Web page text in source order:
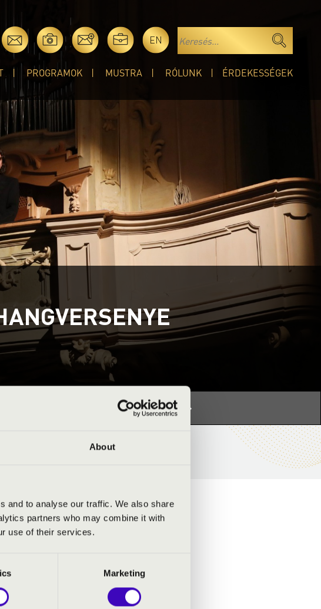
About
and to analyse our traffic. We also share
partners who may combine it with
use of their services.
Marketing
EN
PROGRAMOK MUSTRA RÓLUNK ÉRDEKESSÉGEK
Orgonák éjszakája »